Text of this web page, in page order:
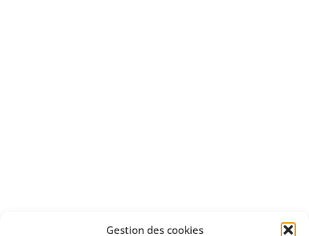
Gestion des cookies
Découvrez